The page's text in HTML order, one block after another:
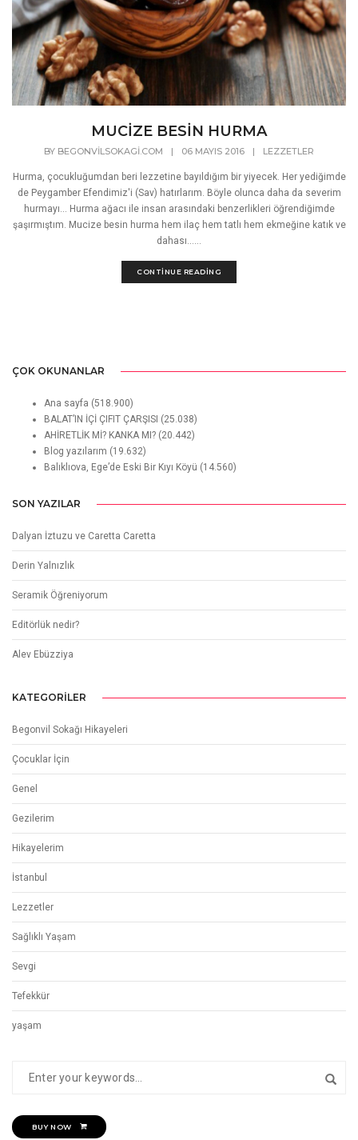
MUCİZE BESİN HURMA
BY BEGONVILSOKAGI.COM | 06 MAYIS 2016 | LEZZETLER
Hurma, çocukluğumdan beri lezzetine bayıldığım bir yiyecek. Her yediğimde
de Peygamber Efendimiz'i (Sav) hatırlarım. Böyle olunca daha da severim
hurmayı... Hurma ağacı ile insan arasındaki benzerlikleri öğrendiğimde
şaşırmıştım. Mucize besin hurma hem ilaç hem tatlı hem ekmeğine katık ve
dahası......
CONTINUE READING
ÇOK OKUNANLAR
Ana sayfa (518.900)
BALAT’IN İÇİ ÇIFIT ÇARŞISI (25.038)
AHİRETLİK Mİ? KANKA MI? (20.442)
Blog yazılarım (19.632)
Balıklıova, Ege’de Eski Bir Kıyı Köyü (14.560)
SON YAZILAR
Dalyan İztuzu ve Caretta Caretta
Derin Yalnızlık
Seramik Öğreniyorum
Editörlük nedir?
Alev Ebüzziya
KATEGORILER
Begonvil Sokağı Hikayeleri
Çocuklar İçin
Genel
Gezilerim
Hikayelerim
İstanbul
Lezzetler
Sağlıklı Yaşam
Sevgi
Tefekkür
yaşam
BUY NOW